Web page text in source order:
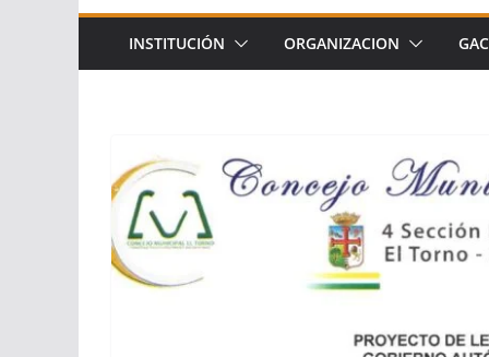
INSTITUCIÓN ORGANIZACION